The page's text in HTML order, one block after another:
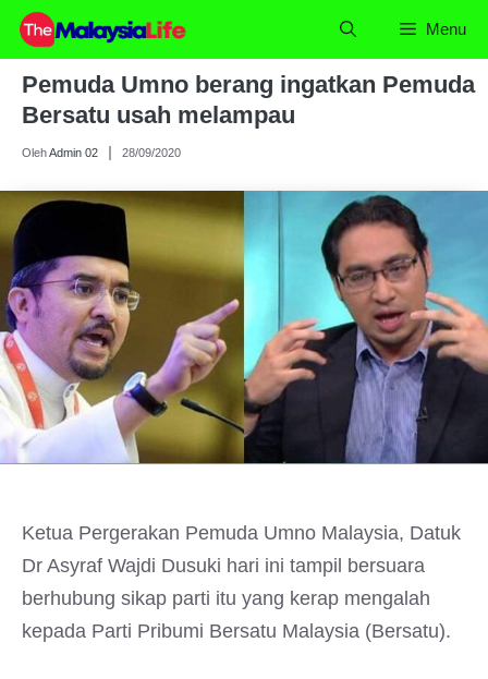
Skip
content
Menu
Pemuda Umno berang ingatkan Pemuda
Bersatu usah melampau
OlehAdmin 02 28/09/2020
Ketua Pergerakan Pemuda Umno Malaysia, Datuk
Dr Asyraf Wajdi Dusuki hari ini tampil bersuara
berhubung sikap parti itu yang kerap mengalah
kepada Parti Pribumi Bersatu Malaysia (Bersatu).